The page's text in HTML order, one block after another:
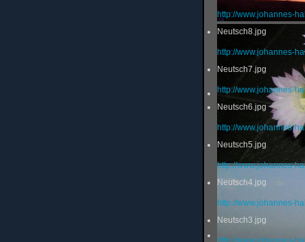
http://www.johannes-
Neutsch8.jpg
http://www.johannes-
Neutsch7.jpg
http://www.johannes-
Neutsch6.jpg
http://www.johannes-
Neutsch5.jpg
http://www.johannes-
Neutsch4.jpg
http://www.johannes-
Neutsch3.jpg